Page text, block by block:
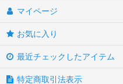
マイページ
お気に入り
最近チェックしたアイテム
特定商取引法表示